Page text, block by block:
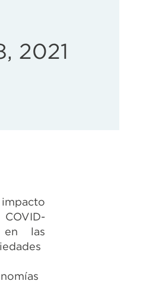
2021
en las